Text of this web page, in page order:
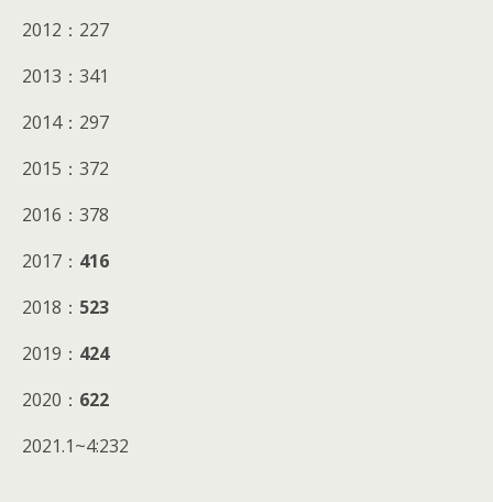
2012：227
2013：341
2014：297
2015：372
2016：378
2017： 416
2018： 523
2019： 424
2020： 622
2021.1~4:232